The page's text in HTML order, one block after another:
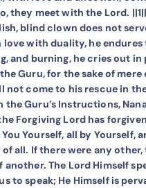
they meet with the Lord.
blind clown does not
love with duality, he
and burning, he cries out in
Guru, for the sake of
not come to his rescue in
the Guru’s Instructions,
Forgiving Lord has
You Yourself, all by Yourself,
all. If there were any
another. The Lord Himself
to speak; He Himself is